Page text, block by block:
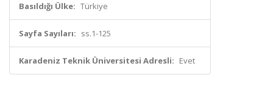
Basıldığı Ülke: Türkiye
Sayfa Sayıları: ss.1-125
Karadeniz Teknik Üniversitesi Adresli: Evet